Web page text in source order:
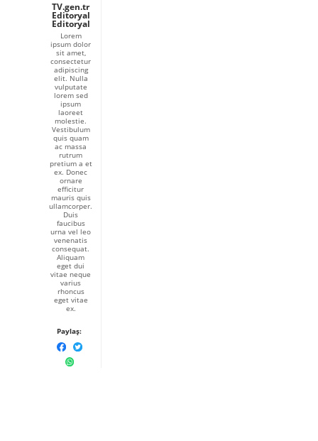
TV.gen.tr
Editoryal
Editoryal
Lorem
ipsum dolor
sit amet,
consectetur
adipiscing
elit. Nulla
vulputate
lorem sed
ipsum
laoreet
molestie.
Vestibulum
quis quam
ac massa
rutrum
pretium a et
ex. Donec
ornare
efficitur
mauris quis
ullamcorper.
Duis
faucibus
urna vel leo
venenatis
consequat.
Aliquam
eget dui
vitae neque
varius
rhoncus
eget vitae
ex.
Paylaş: